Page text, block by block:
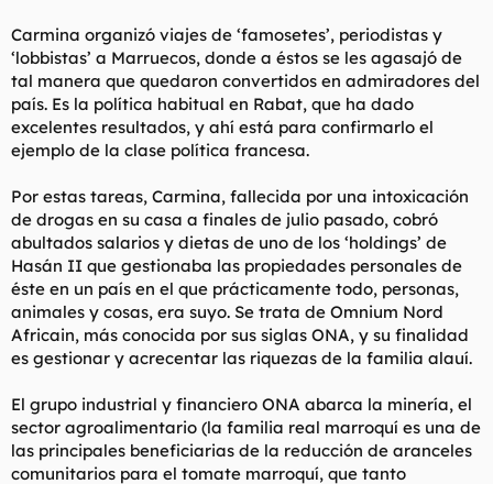
Carmina organizó viajes de ‘famosetes’, periodistas y
‘lobbistas’ a Marruecos, donde a éstos se les agasajó de
tal manera que quedaron convertidos en admiradores del
país. Es la política habitual en Rabat, que ha dado
excelentes resultados, y ahí está para confirmarlo el
ejemplo de la clase política francesa.
Por estas tareas, Carmina, fallecida por una intoxicación
de drogas en su casa a finales de julio pasado, cobró
abultados salarios y dietas de uno de los ‘holdings’ de
Hasán II que gestionaba las propiedades personales de
éste en un país en el que prácticamente todo, personas,
animales y cosas, era suyo. Se trata de Omnium Nord
Africain, más conocida por sus siglas ONA, y su finalidad
es gestionar y acrecentar las riquezas de la familia alauí.
El grupo industrial y financiero ONA abarca la minería, el
sector agroalimentario (la familia real marroquí es una de
las principales beneficiarias de la reducción de aranceles
comunitarios para el tomate marroquí, que tanto